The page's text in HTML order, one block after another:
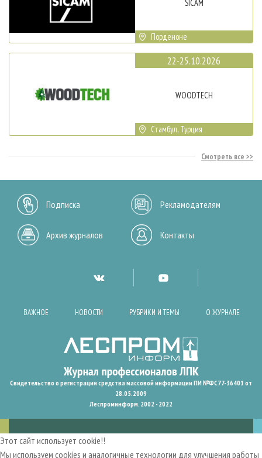
SICAM
Порденоне
22-25.10.2026
WOODTECH
Стамбул, Турция
Смотреть все
Подписка Рекламодателям
Архив журналов Контакты
ВАЖНОЕ НОВОСТИ РУБРИКИ И ТЕМЫ О ЖУРНАЛЕ
Свидетельство о регистрации средства массовой информации ПИ №ФС77-36401 от
28.05.2009
Леспроминформ. 2002 - 2022
Этот сайт использует cookie!!
Мы используем cookies и аналогичные технологии для улучшения работы